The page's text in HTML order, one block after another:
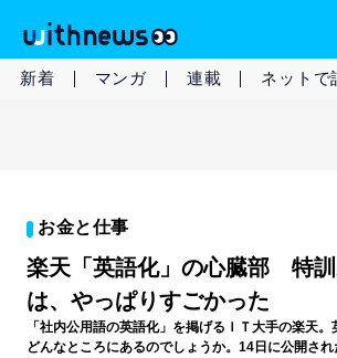
新着 マンガ 連載 ネットで
お金と仕事
楽天「英語化」の心臓部 特
は、やっぱりすごかった
「社内公用語の英語化」を掲げるＩＴ大手の楽天
どんなところにあるのでしょうか。14日に公開さ